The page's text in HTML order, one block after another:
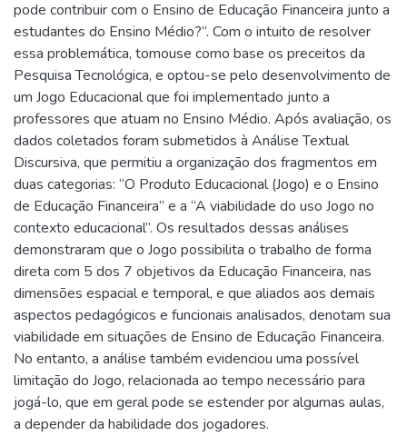
pode contribuir com o Ensino de Educação Financeira junto a
estudantes do Ensino Médio?”. Com o intuito de resolver
essa problemática, tomouse como base os preceitos da
Pesquisa Tecnológica, e optou-se pelo desenvolvimento de
um Jogo Educacional que foi implementado junto a
professores que atuam no Ensino Médio. Após avaliação, os
dados coletados foram submetidos à Análise Textual
Discursiva, que permitiu a organização dos fragmentos em
duas categorias: “O Produto Educacional (Jogo) e o Ensino
de Educação Financeira” e a “A viabilidade do uso Jogo no
contexto educacional”. Os resultados dessas análises
demonstraram que o Jogo possibilita o trabalho de forma
direta com 5 dos 7 objetivos da Educação Financeira, nas
dimensões espacial e temporal, e que aliados aos demais
aspectos pedagógicos e funcionais analisados, denotam sua
viabilidade em situações de Ensino de Educação Financeira.
No entanto, a análise também evidenciou uma possível
limitação do Jogo, relacionada ao tempo necessário para
jogá-lo, que em geral pode se estender por algumas aulas,
a depender da habilidade dos jogadores.